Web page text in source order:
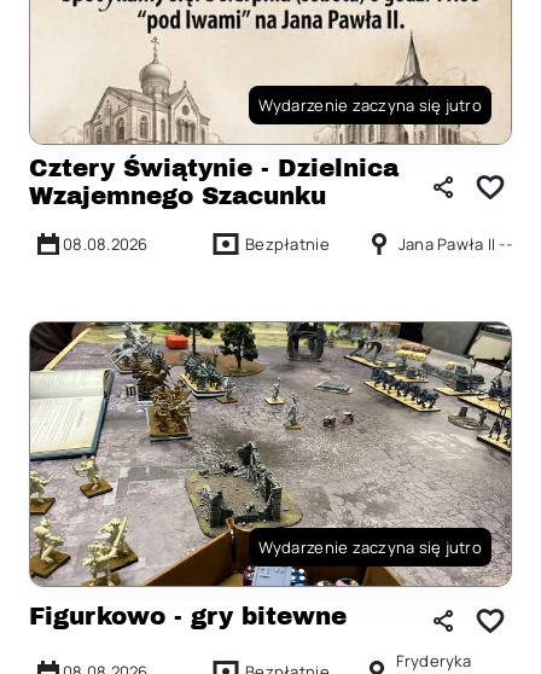
Wydarzenie zaczyna się jutro
Cztery Świątynie - Dzielnica
Wzajemnego Szacunku
08.08.2026 Bezpłatnie Jana Pawła II --
Wydarzenie zaczyna się jutro
Figurkowo - gry bitewne
Fryderyka